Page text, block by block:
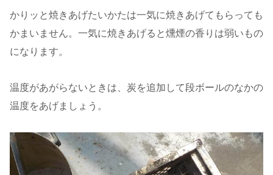
かりッと焼きあげたいかたは一気に焼きあげてもらっても
かまいません。一気に焼きあげると燻煙の香りは弱いもの
になります。
温度があがらないときは、炭を追加して段ボールのなかの
温度をあげましょう。